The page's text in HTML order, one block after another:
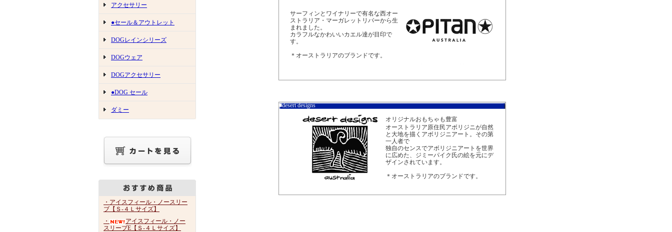
アクセサリー
●セール＆アウトレット
DOGレインシリーズ
DOGウェア
DOGアクセサリー
●DOG セール
ダミー
・アイスフィール・ノースリー
ブ【Ｓ-４Ｌサイズ】
・
アイスフィール・ノー
スリーブE【Ｓ-４Ｌサイズ】
サーフィンとワイナリーで有名な西オー
ストラリア・マーガレットリバーから生
まれました。
カラフルなかわいいカエル達が目印で
す。
＊オーストラリアのブランドです。
■desert designs
オリジナルおもちゃも豊富
オーストラリア原住民アボリジニが自然
と大地を描くアボリジニアート。その第
一人者で
独自のセンスでアボリジニアートを世界
に広めた、ジミーパイク氏の絵を元にデ
ザインされています。
＊オーストラリアのブランドです。